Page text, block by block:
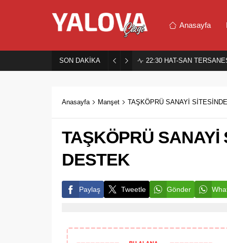
Anasayfa
SON DAKİKA 22:30 HAT-SAN
Anasayfa Manşet TAŞKÖPRÜ SANAYİ
TAŞKÖPRÜ SANAYİ
DESTEK
Paylaş Tweetle Gönder